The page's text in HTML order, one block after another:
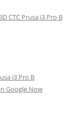
CTC Prusa i3 Pro B
i3 Pro B
Google Now